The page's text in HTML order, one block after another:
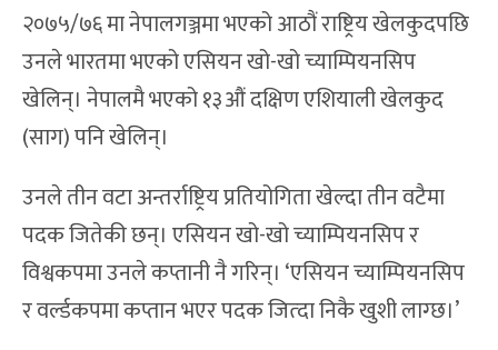
२०७५/७६ मा नेपालगञ्जमा भएको आठौं राष्ट्रिय खेलकुदपछि
उनले भारतमा भएको एसियन खो-खो च्याम्पियनसिप
खेलिन्। नेपालमै भएको १३औं दक्षिण एशियाली खेलकुद
(साग) पनि खेलिन्।
उनले तीन वटा अन्तर्राष्ट्रिय प्रतियोगिता खेल्दा तीन वटैमा
पदक जितेकी छन्। एसियन खो-खो च्याम्पियनसिप र
विश्वकपमा उनले कप्तानी नै गरिन्। ‘एसियन च्याम्पियनसिप
र वर्ल्डकपमा कप्तान भएर पदक जित्दा निकै खुशी लाग्छ।’